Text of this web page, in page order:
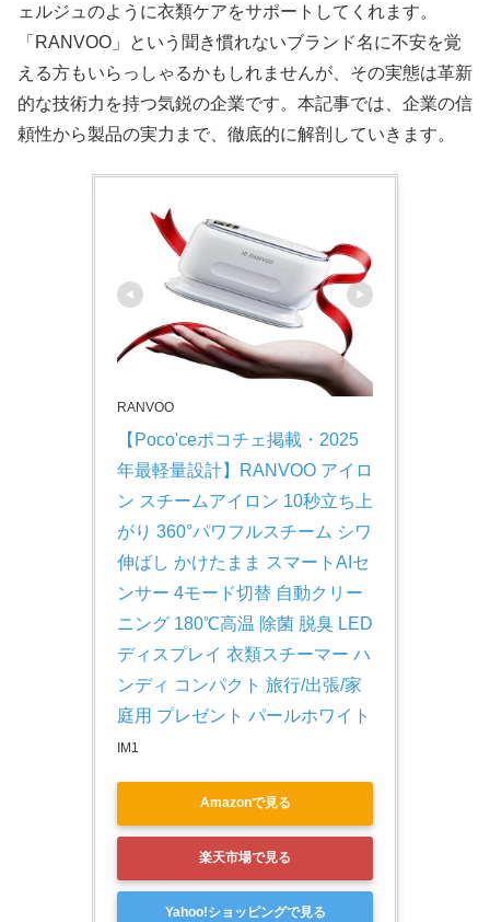
ェルジュのように衣類ケアをサポートしてくれます。
「RANVOO」という聞き慣れないブランド名に不安を覚
える方もいらっしゃるかもしれませんが、その実態は革新
的な技術力を持つ気鋭の企業です。本記事では、企業の信
頼性から製品の実力まで、徹底的に解剖していきます。
RANVOO
【Poco'ceポコチェ掲載・2025
年最軽量設計】RANVOO アイロ
ン スチームアイロン 10秒立ち上
がり 360°パワフルスチーム シワ
伸ばし かけたまま スマートAIセ
ンサー 4モード切替 自動クリー
ニング 180℃高温 除菌 脱臭 LED
ディスプレイ 衣類スチーマー ハ
ンディ コンパクト 旅行/出張/家
庭用 プレゼント パールホワイト
IM1
Amazonで見る
楽天市場で見る
Yahoo!ショッピングで見る